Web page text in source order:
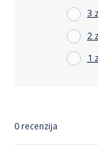
3
2
1
0 recenzija